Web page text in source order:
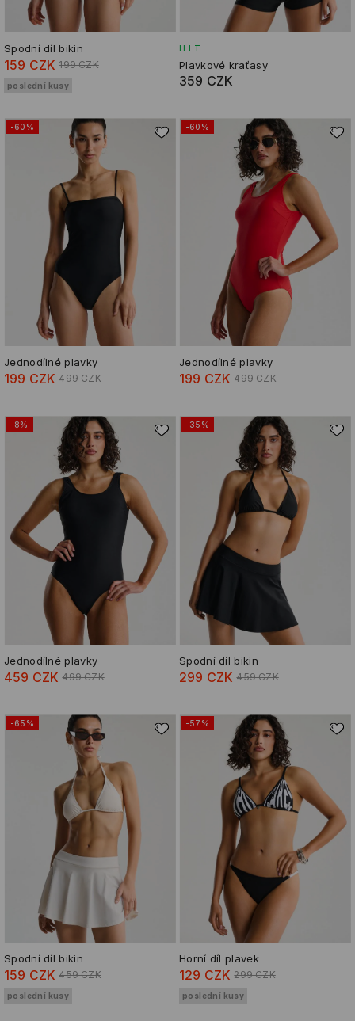
Spodní díl bikin
159 CZK 199 CZK
poslední kusy
HIT
Plavkové kraťasy
359 CZK
-60%
Jednodílné plavky
199 CZK 499 CZK
-60%
Jednodílné plavky
199 CZK 499 CZK
-8%
Jednodílné plavky
459 CZK 499 CZK
-35%
Spodní díl bikin
299 CZK 459 CZK
-65%
Spodní díl bikin
159 CZK 459 CZK
poslední kusy
-57%
Horní díl plavek
129 CZK 299 CZK
poslední kusy